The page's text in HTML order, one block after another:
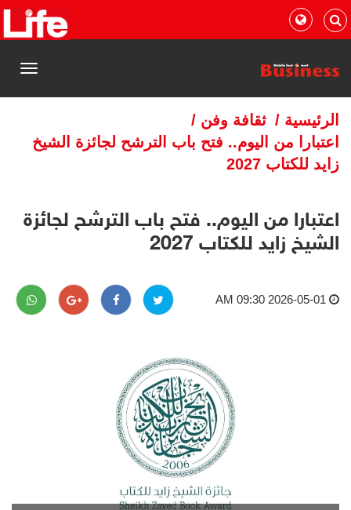
القائمة
الرئيسية / ثقافة وفن /
اعتبارا من اليوم.. فتح باب الترشح لجائزة الشيخ
زايد للكتاب 2027
اعتبارا من اليوم.. فتح باب الترشح لجائزة
الشيخ زايد للكتاب 2027
2026-05-01 09:30 AM